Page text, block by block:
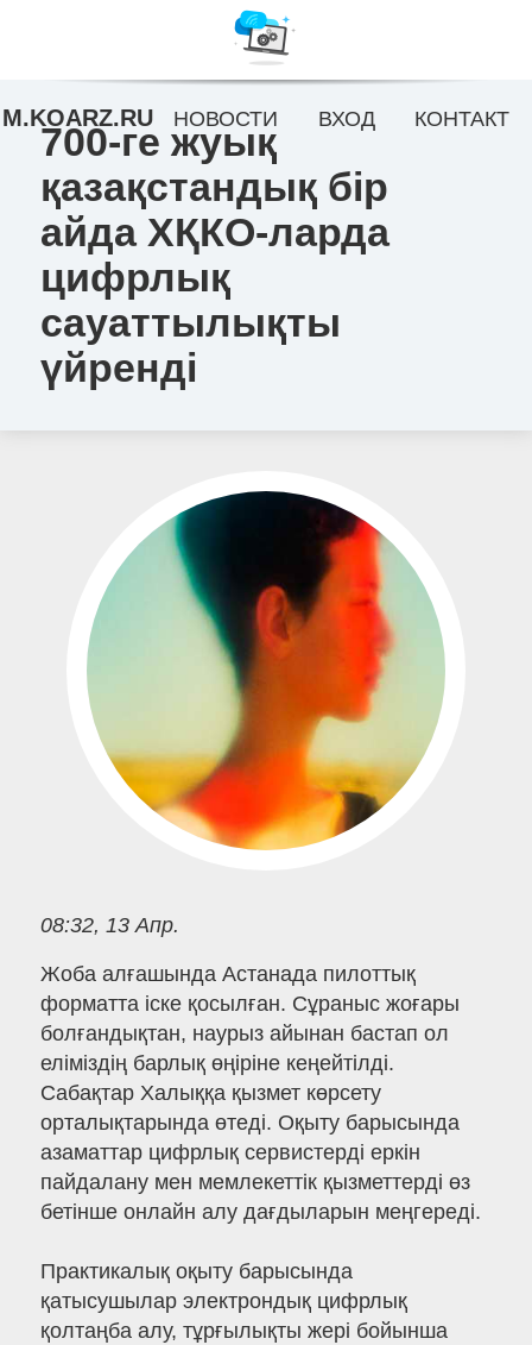
700-ге жуық
қазақстандық бір
айда ХҚКО-ларда
цифрлық
сауаттылықты
үйренді
08:32, 13 Апр.
Жоба алғашында Астанада пилоттық
форматта іске қосылған. Сұраныс жоғары
болғандықтан, наурыз айынан бастап ол
еліміздің барлық өңіріне кеңейтілді.
Сабақтар Халыққа қызмет көрсету
орталықтарында өтеді. Оқыту барысында
азаматтар цифрлық сервистерді еркін
пайдалану мен мемлекеттік қызметтерді өз
бетінше онлайн алу дағдыларын меңгереді.
Практикалық оқыту барысында
қатысушылар электрондық цифрлық
қолтаңба алу, тұрғылықты жері бойынша
M.KOARZ.RU НОВОСТИ ВХОД КОНТАКТ